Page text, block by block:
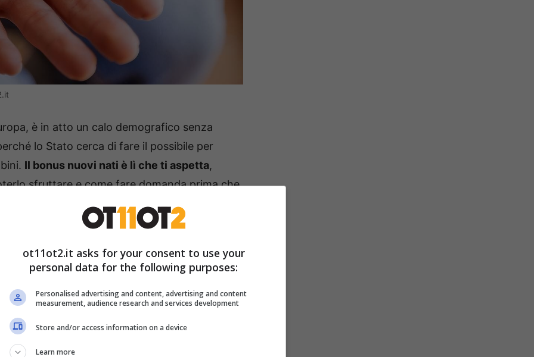
è in atto un calo demografico senza
lo Stato cerca di fare il possibile per
Il bonus nuovi nati è lì che ti aspetta,
sfruttare e come fare domanda prima che
ciò che devi sapere
degli Stati membri dell’Unione europea
di soggiorno di lunga durata.
soldi pronti per te
i pagamenti per tutti coloro che hanno
ot11ot2.it asks for your consent to use your
personal data for the following purposes:
Personalised advertising and content, advertising and content
measurement, audience research and services development
Store and/or access information on a device
Learn more